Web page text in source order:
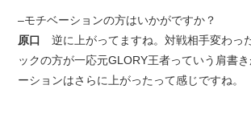
–モチベーションの方はいかがですか？
原口逆に上がってますね。対戦相手変わっ
ックの方が一応元GLORY王者っていう肩書
ーションはさらに上がったって感じですね。